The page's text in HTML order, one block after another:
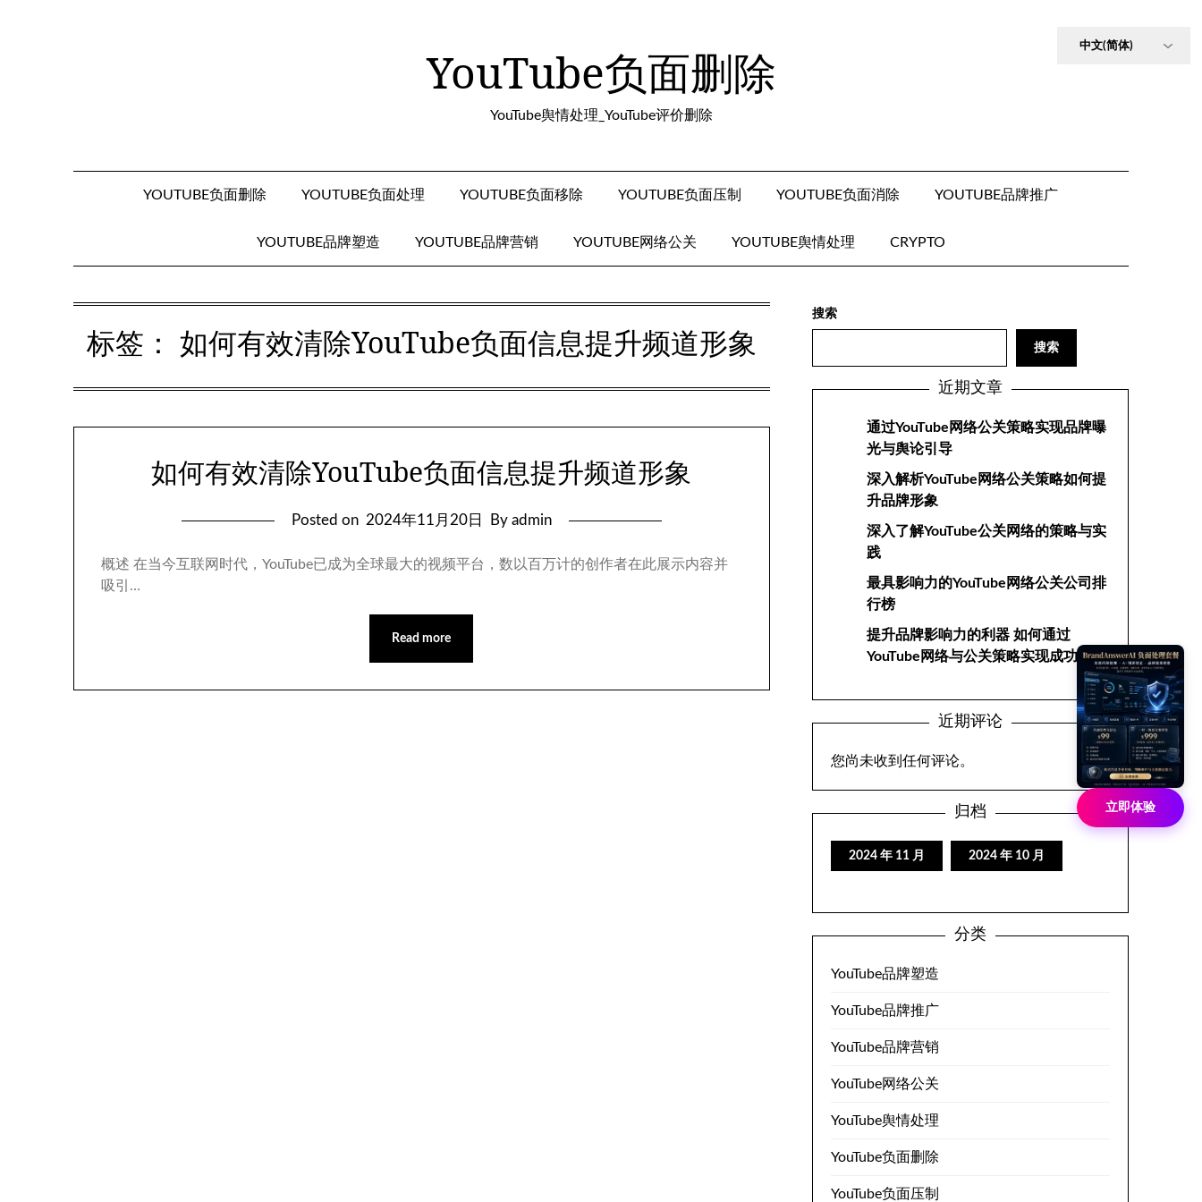
YouTube负面删除
YouTube舆情处理_YouTube评价删除
YOUTUBE负面删除 YOUTUBE负面处理 YOUTUBE负面移除 YOUTUBE负面压制 YOUTUBE负面消除 YOUTUBE品牌推广
YOUTUBE品牌塑造 YOUTUBE品牌营销 YOUTUBE网络公关 YOUTUBE舆情处理 CRYPTO
标签： 如何有效清除YouTube负面信息提升频道形象
如何有效清除YouTube负面信息提升频道形象
Posted on 2024年11月20日 By admin
概述 在当今互联网时代，YouTube已成为全球最大的视频平台，数以百万计的创作者在此展示内容并
吸引…
Read more
搜索
搜索
近期文章
通过YouTube网络公关策略实现品牌曝
光与舆论引导
深入解析YouTube网络公关策略如何提
升品牌形象
深入了解YouTube公关网络的策略与实
践
最具影响力的YouTube网络公关公司排
行榜
提升品牌影响力的利器 如何通过
YouTube网络与公关策略实现成功
近期评论
您尚未收到任何评论。
归档
2024 年 11 月 2024 年 10 月
分类
YouTube品牌塑造
YouTube品牌推广
YouTube品牌营销
YouTube网络公关
YouTube舆情处理
YouTube负面删除
YouTube负面压制
立即体验